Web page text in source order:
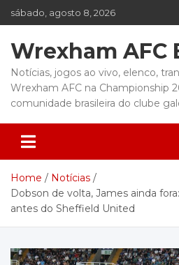
Skip
to
sábado, agosto 8, 2026
Wrexham AFC
Notícias, jogos ao vivo, elenco,
Wrexham AFC na Championship
comunidade brasileira do clube
Home
Notícias
Dobson de volta, James ainda
antes do Sheffield United